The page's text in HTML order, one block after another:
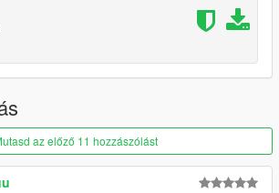
az előző 11 hozzászólást